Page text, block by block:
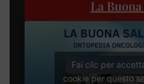
La
Fai clic per
cookie per questo